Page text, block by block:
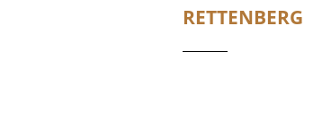
RETTENBERG